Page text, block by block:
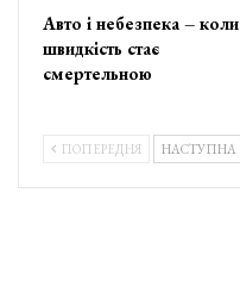
Авто і небезпека – коли
швидкість стає
смертельною
ПОПЕРЕДНЯ НАСТУПНА